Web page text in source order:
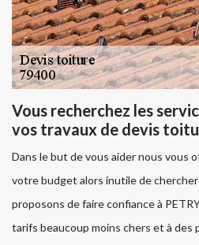
Vous recherchez les
vos travaux de devis
Dans le but de vous aider nous vous
votre budget alors inutile de
proposons de faire confiance à
tarifs beaucoup moins chers et à